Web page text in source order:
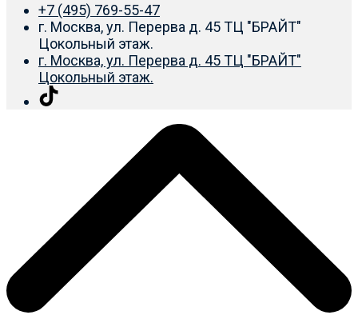
+7 (495) 769-55-47
г. Москва, ул. Перерва д. 45 ТЦ "БРАЙТ"
Цокольный этаж.
г. Москва, ул. Перерва д. 45 ТЦ "БРАЙТ"
Цокольный этаж.